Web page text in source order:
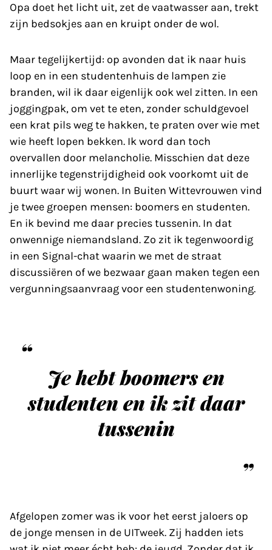
Opa doet het licht uit, zet de vaatwasser aan, trekt
zijn bedsokjes aan en kruipt onder de wol.
Maar tegelijkertijd: op avonden dat ik naar huis
loop en in een studentenhuis de lampen zie
branden, wil ik daar eigenlijk ook wel zitten. In een
joggingpak, om vet te eten, zonder schuldgevoel
een krat pils weg te hakken, te praten over wie met
wie heeft lopen bekken. Ik word dan toch
overvallen door melancholie. Misschien dat deze
innerlijke tegenstrijdigheid ook voorkomt uit de
buurt waar wij wonen. In Buiten Wittevrouwen vind
je twee groepen mensen: boomers en studenten.
En ik bevind me daar precies tussenin. In dat
onwennige niemandsland. Zo zit ik tegenwoordig
in een Signal-chat waarin we met de straat
discussiëren of we bezwaar gaan maken tegen een
vergunningsaanvraag voor een studentenwoning.
Je hebt boomers en
studenten en ik zit daar
tussenin
Afgelopen zomer was ik voor het eerst jaloers op
de jonge mensen in de UITweek. Zij hadden iets